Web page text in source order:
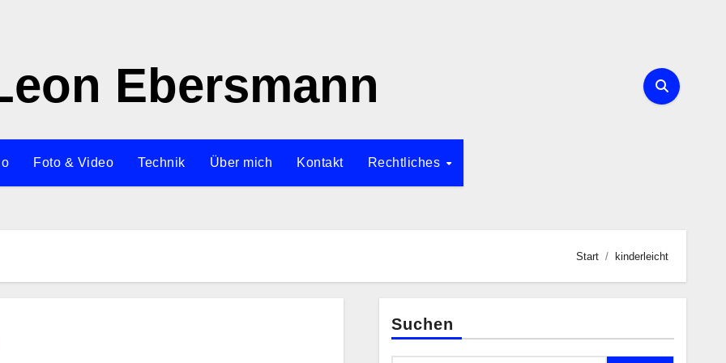
Ebersmann
Foto & Video Technik Über mich Kontakt Rechtliches
Start kinderleicht
Suchen